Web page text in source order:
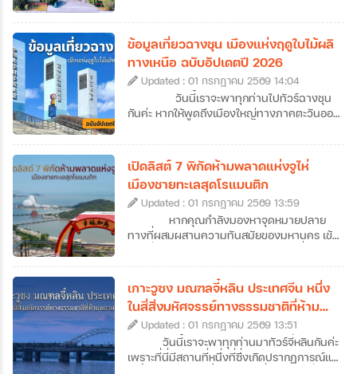
แต้จิ๋วเคยลงเรือมาตั้งรกรากในไทย แต่ปัจจุบัน
ซัวเถาไม่ได้เป็นเพียงแค่จุดเริ่มต้นของการ
อพยพมายังเมืองไทย เพราะซัวเถาคือดินแดน
ของวัฒนธรรมแต้จิ๋วแท้ ๆ ที่มีทั้งวัดโบราณ
อายุนับร้อยปี ถนนเก่าที่เต็มไปด้วยกลิ่นอาย
ประวัติศาสตร์ อาหารพื้นเมืองรสเลิศ ศาลเจ้า
ศักดิ์สิทธิ์ รวมไปถึงฮวงจุ้ยของเมืองที่ดีเยี่ยม
องค์ที่คนไทยรู้จักกันดี จึงไม่น่าแปลกใจที่สายมู
สายบุญ และนักท่องเที่ยวที่อยากสัมผัสจีนแบบ
โลคอลจะหลงรักที่นี่ได้ไม่ยาก ซึ่งวันนี้เราก็จะพา
ทุกคนไปทัวร์ซัวเถากันแบบจัดเต็ม ที่มีทั้งข้อมูล
เที่ยวซัวเถา 12 ที่เที่ยวไฮไลต์ พร้อมลิสต์ร้าน
เด็ดและที่พักมาแนะนำไว้ให้ครบ ให้เราสามารถ
วางแผนเที่ยวกันได้ง่าย ๆ แบบครบจบในที่
ข้อมูลเที่ยวฉางชุน เมืองแห่งฤดูใบไม้ผลิ
ทางเหนือ ฉบับอัปเดตปี 2026
Updated : 01 กรกฎาคม 2569 14:04
วันนี้เราจะพาทุกท่านไปทัวร์ฉางชุน
กันค่ะ หากให้พูดถึงเมืองใหญ่ทางภาคตะวันออก
หิมะขาวโพลนและอากาศหนาวจัด แต่ฉางชุน
เป็นเมืองที่ได้รับฉายาว่า “เมืองแห่งฤดูใบไม้ผลิ
แห่งภาคเหนือ” ความพิเศษของเมืองนี้คืออะไร?
ทำไมถึงได้รับการขนานนามว่าเป็นเมืองแห่งฤดู
ใบไม้ผลิแห่งภาคเหนือ วันนี้เราจะพาไปหาคำ
ตอบกันค่ะ นอกจากนี้เราก็ยังทำการรวบรวม
ข้อมูลเที่ยวฉางชุนฉบับอัปเดตปี 2026 ที่จะพา
ฉางชุนแบบครบทุกมิติ ไม่ว่าจะเป็นแลนด์มาร์ก
สำคัญ แหล่งพักผ่อน หรือย่านไลฟ์สไตล์มาฝาก
กันด้วย ว่าแล้วก็เตรียมตัวออกเดินทางไปเยือน
เมืองหลวงแห่งมณฑลจี๋หลินที่ฉางชุนกันได้เลย
ค่ะ
เปิดลิสต์ 7 พิกัดห้ามพลาดแห่งจูไห่
เมืองชายทะเลสุดโรแมนติก
Updated : 01 กรกฎาคม 2569 13:59
หากคุณกำลังมองหาจุดหมายปลาย
ทางที่ผสมผสานความทันสมัยของมหานคร เข้า
วางแผนมาทัวร์จูไห่คือคำตอบที่ไม่ควรมองข้าม
เลยค่ะ เมืองชายฝั่งทะเลแห่งนี้ไม่ได้มีดีแค่เป็น
เขตเศรษฐกิจพิเศษที่คึกคัก แต่ยังมีเสน่ห์เฉพาะ
ตัวด้วยถนนสายยาวเลียบหาด สวนสาธารณะ
เขียวขจีที่แทรกตัวอยู่ทุกมุมเมือง และ
บรรยากาศที่ดูผ่อนคลายกว่าเมืองใหญ่ข้าง
เคียงอย่างกวางโจวหรือเซินเจิ้น ถึงแม้ว่าหลาย
เกาะวูซง มณฑลจี๋หลิน ประเทศจีน หนึ่ง
ในสี่สิ่งมหัศจรรย์ทางธรรมชาติที่ห้าม
พลาดของจีน
Updated : 01 กรกฎาคม 2569 13:51
วันนี้เราจะพาทุกท่านมาทัวร์จี๋หลินกันค่ะ
เพราะที่นี่มีสถานที่หนึ่งที่ซึ่งเกิดปรากฏการณ์แม่